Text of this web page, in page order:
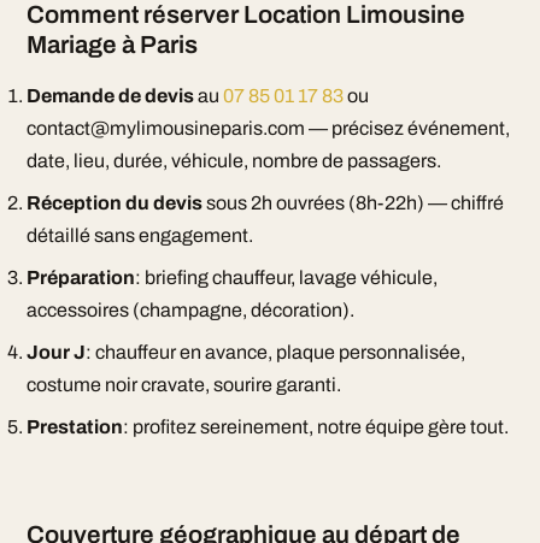
Comment réserver Location Limousine
Mariage à Paris
Demande de devisau 07 85 01 17 83ou
contact@mylimousineparis.com — précisez événement,
date, lieu, durée, véhicule, nombre de passagers.
Réception du devissous 2h ouvrées (8h-22h) — chiffré
détaillé sans engagement.
Préparation: briefing chauffeur, lavage véhicule,
accessoires (champagne, décoration).
Jour J: chauffeur en avance, plaque personnalisée,
costume noir cravate, sourire garanti.
Prestation: profitez sereinement, notre équipe gère tout.
Couverture géographique au départ de